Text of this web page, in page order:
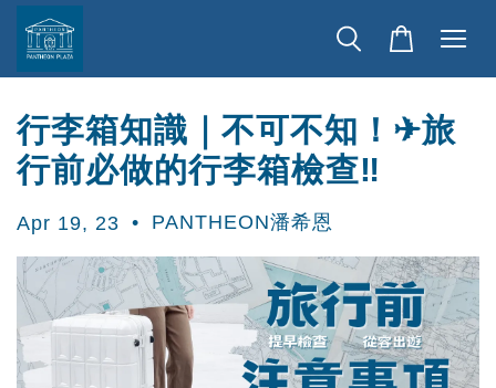
行李箱知識｜不可不知！✈旅
行前必做的行李箱檢查‼
Apr 19, 23 • PANTHEON潘希恩